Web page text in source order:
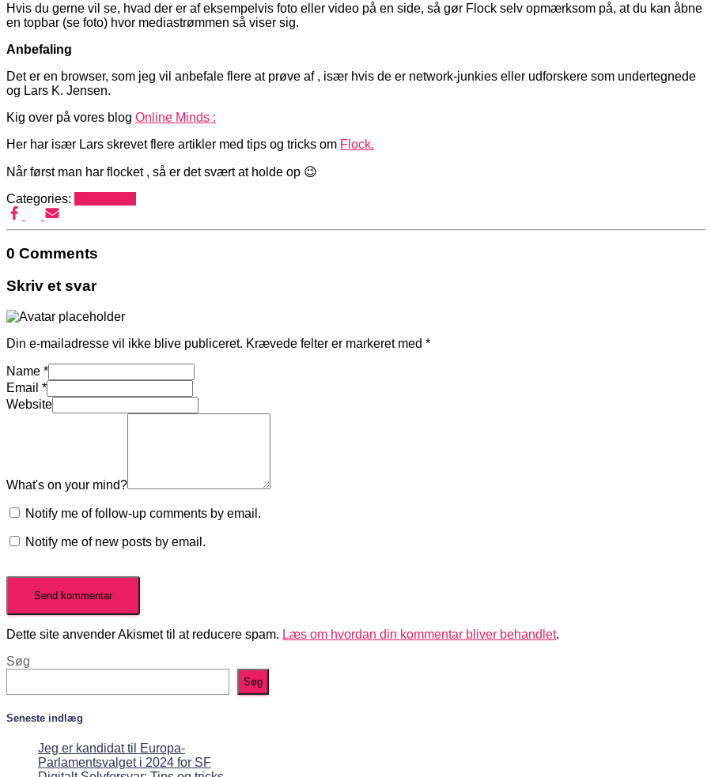
Hvis du gerne vil se, hvad der er af eksempelvis foto eller video på en side, så gør Flock selv opmærksom på, at du kan åbne
en topbar (se foto) hvor mediastrømmen så viser sig.
Anbefaling
Det er en browser, som jeg vil anbefale flere at prøve af , især hvis de er network-junkies eller udforskere som undertegnede
og Lars K. Jensen.
Kig over på vores blog Online Minds :
Her har især Lars skrevet flere artikler med tips og tricks om Flock.
Når først man har flocket , så er det svært at holde op 😉
Categories:
0 Comments
Skriv et svar
Din e-mailadresse vil ikke blive publiceret. Krævede felter er markeret med *
Name *
Email *
Website
What's on your mind?
Notify me of follow-up comments by email.
Notify me of new posts by email.
Dette site anvender Akismet til at reducere spam. Læs om hvordan din kommentar bliver behandlet.
Søg
Søg
Seneste indlæg
Jeg er kandidat til Europa-
Parlamentsvalget i 2024 for SF